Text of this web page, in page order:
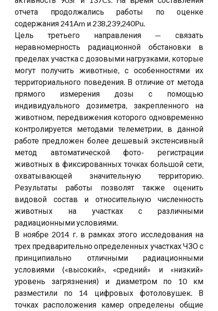
отчета продолжались работы по оценке
содержания 241Am и 238,239,240Pu.
Цель третьего направления — связать
неравномерность радиационной обстановки в
пределах участка с дозовыми нагрузками, которые
могут получить животные, с особенностями их
территориального поведения. В отличие от метода
прямого измерения дозы с помощью
индивидуального дозиметра, закрепленного на
животном, передвижения которого одновременно
контролируется методами телеметрии, в данной
работе предложен более дешевый экстенсивный
метод автоматической фото- регистрации
животных в фиксированных точках большой сети,
охватывающей значительную территорию.
Результаты работы позволят также оценить
видовой состав и относительную численность
животных на участках с различными
радиационными условиями.
В ноябре 2014 г. в рамках этого исследования на
трех предварительно определенных участках ЧЗО с
принципиально отличными радиационными
условиями («высокий», «средний» и «низкий»
уровень загрязнения) и диаметром по 10 км
разместили по 14 цифровых фотоловушек. В
точках расположения камер определены общие